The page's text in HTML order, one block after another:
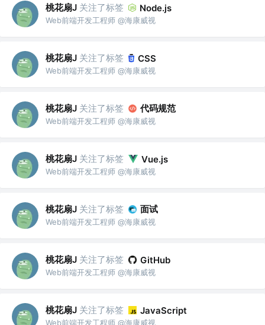
桃花扇J 关注了标签 Node.js
Web前端开发工程师 @海康威视
桃花扇J 关注了标签 CSS
Web前端开发工程师 @海康威视
桃花扇J 关注了标签 代码规范
Web前端开发工程师 @海康威视
桃花扇J 关注了标签 Vue.js
Web前端开发工程师 @海康威视
桃花扇J 关注了标签 面试
Web前端开发工程师 @海康威视
桃花扇J 关注了标签 GitHub
Web前端开发工程师 @海康威视
桃花扇J 关注了标签 JavaScript
Web前端开发工程师 @海康威视